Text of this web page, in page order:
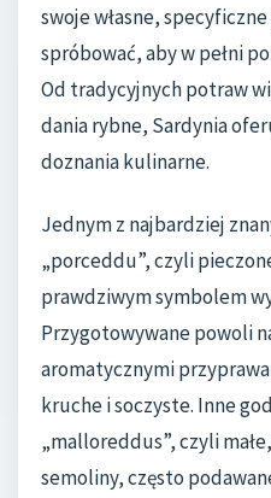
swoje własne,
spróbować, aby w pełni
Od tradycyjnych potraw
dania rybne, Sardynia
doznania kulinarne.
Jednym z najbardziej
„porceddu”, czyli
prawdziwym symbolem
Przygotowywane powoli
aromatycznymi
kruche i soczyste. Inne
„malloreddus”, czyli
semoliny, często